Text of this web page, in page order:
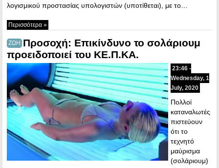
λογισμικού προστασίας υπολογιστών (υποτίθεται), με το…
Περισσότερα »
ΖΩΗ Προσοχή: Επικίνδυνο το σολάριουμ
προειδοποιεί του ΚΕ.Π.ΚΑ.
23:46 -
Wednesday, 1
July, 2020
Πολλοί
καταναλωτές
πιστεύουν
ότι το
τεχνητό
μαύρισμα
(σολάριουμ)